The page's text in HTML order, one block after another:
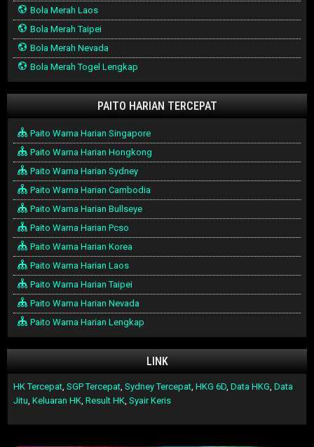
Bola Merah Laos
Bola Merah Taipei
Bola Merah Nevada
Bola Merah Togel Lengkap
PAITO HARIAN TERCEPAT
Paito Warna Harian Singapore
Paito Warna Harian Hongkong
Paito Warna Harian Sydney
Paito Warna Harian Cambodia
Paito Warna Harian Bullseye
Paito Warna Harian Pcso
Paito Warna Harian Korea
Paito Warna Harian Laos
Paito Warna Harian Taipei
Paito Warna Harian Nevada
Paito Warna Harian Lengkap
LINK
HK Tercepat SGP Tercepat Sydney Tercepat HKG 6D Data HKG Data
Jitu Keluaran HK Result HK Syair Keris